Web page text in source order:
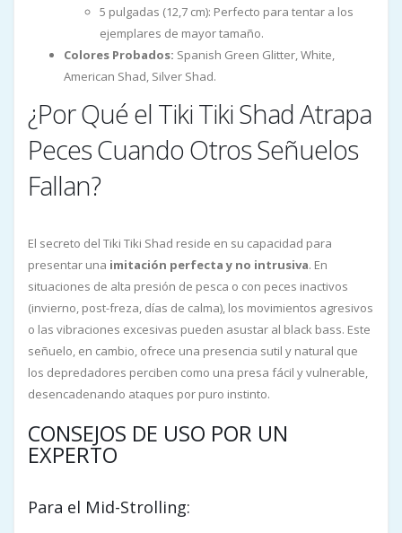
5 pulgadas (12,7 cm): Perfecto para tentar a los
ejemplares de mayor tamaño.
Colores Probados: Spanish Green Glitter, White,
American Shad, Silver Shad.
¿Por Qué el Tiki Tiki Shad Atrapa
Peces Cuando Otros Señuelos
Fallan?
El secreto del Tiki Tiki Shad reside en su capacidad para
presentar una imitación perfecta y no intrusiva. En
situaciones de alta presión de pesca o con peces inactivos
(invierno, post-freza, días de calma), los movimientos agresivos
o las vibraciones excesivas pueden asustar al black bass. Este
señuelo, en cambio, ofrece una presencia sutil y natural que
los depredadores perciben como una presa fácil y vulnerable,
desencadenando ataques por puro instinto.
CONSEJOS DE USO POR UN
EXPERTO
Para el Mid-Strolling: